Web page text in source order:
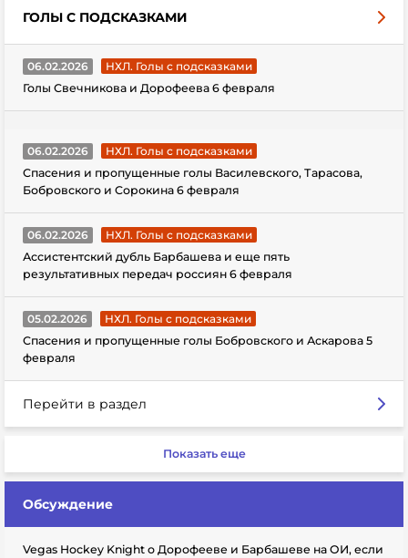
ГОЛЫ С ПОДСКАЗКАМИ
06.02.2026
НХЛ. Голы с подсказками
Голы Свечникова и Дорофеева 6 февраля
06.02.2026
НХЛ. Голы с подсказками
Спасения и пропущенные голы Василевского, Тарасова,
Бобровского и Сорокина 6 февраля
06.02.2026
НХЛ. Голы с подсказками
Ассистентский дубль Барбашева и еще пять
результативных передач россиян 6 февраля
05.02.2026
НХЛ. Голы с подсказками
Спасения и пропущенные голы Бобровского и Аскарова 5
февраля
Перейти в раздел
Показать еще
Обсуждение
Vegas Hockey Knight о Дорофееве и Барбашеве на ОИ, если